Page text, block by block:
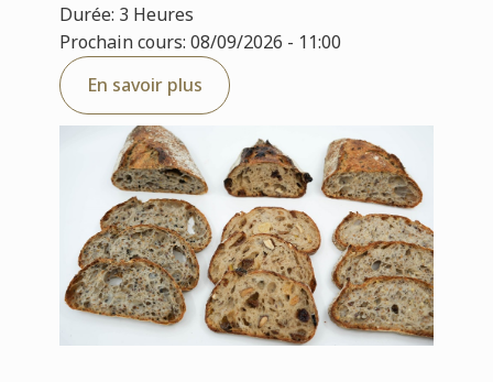
Durée: 3 Heures
Prochain cours: 08/09/2026 - 11:00
En savoir plus